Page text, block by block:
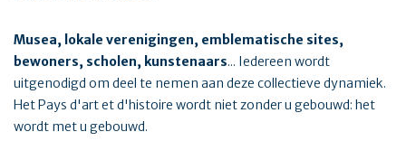
Musea, lokale verenigingen, emblematische sites,
bewoners, scholen, kunstenaars... Iedereen wordt
uitgenodigd om deel te nemen aan deze collectieve dynamiek.
Het Pays d'art et d'histoire wordt niet zonder u gebouwd: het
wordt met u gebouwd.